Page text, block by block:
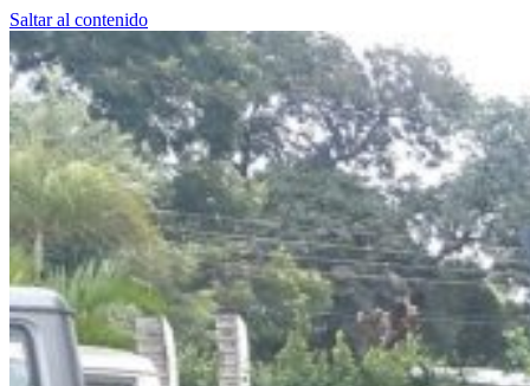
Saltar al contenido